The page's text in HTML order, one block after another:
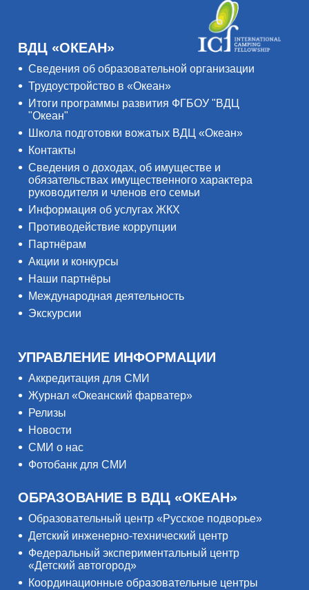
ВДЦ «ОКЕАН»
Сведения об образовательной организации
Трудоустройство в «Океан»
Итоги программы развития ФГБОУ "ВДЦ
"Океан"
Школа подготовки вожатых ВДЦ «Океан»
Контакты
Сведения о доходах, об имуществе и
обязательствах имущественного характера
руководителя и членов его семьи
Информация об услугах ЖКХ
Противодействие коррупции
Партнёрам
Акции и конкурсы
Наши партнёры
Международная деятельность
Экскурсии
УПРАВЛЕНИЕ ИНФОРМАЦИИ
Аккредитация для СМИ
Журнал «Океанский фарватер»
Релизы
Новости
СМИ о нас
Фотобанк для СМИ
ОБРАЗОВАНИЕ В ВДЦ «ОКЕАН»
Образовательный центр «Русское подворье»
Детский инженерно-технический центр
Федеральный экспериментальный центр
«Детский автогород»
Координационные образовательные центры